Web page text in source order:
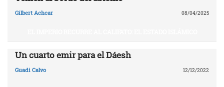
Gilbert Achcar 08/04/2025
Un cuarto emir para el Dáesh
Guadi Calvo 12/12/2022